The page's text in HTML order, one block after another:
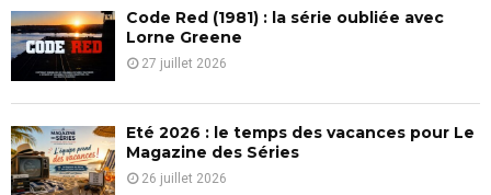
f
o
r
:
C
Code Red (1981) : la série oubliée avec
Lorne Greene
27 juillet 2026
Eté 2026 : le temps des vacances pour Le
Magazine des Séries
26 juillet 2026